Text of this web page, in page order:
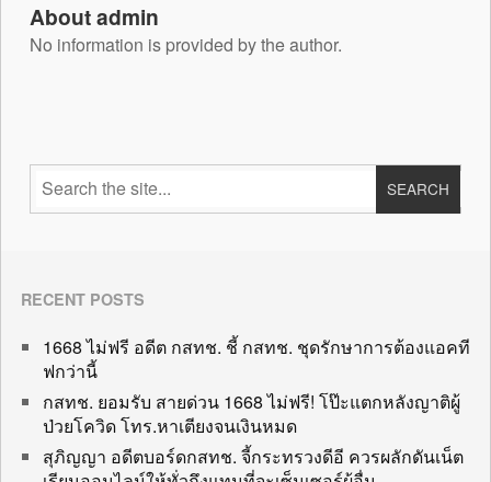
About admin
No information is provided by the author.
RECENT POSTS
1668 ไม่ฟรี อดีต กสทช. ชี้ กสทช. ชุดรักษาการต้องแอคที
ฟกว่านี้
กสทช. ยอมรับ สายด่วน 1668 ไม่ฟรี! โป๊ะแตกหลังญาติผู้
ป่วยโควิด โทร.หาเตียงจนเงินหมด
สุภิญญา อดีตบอร์ดกสทช. จี้กระทรวงดีอี ควรผลักดันเน็ต